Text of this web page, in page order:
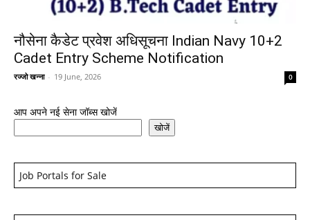
नौसेना कैडेट प्रवेश अधिसूचना Indian Navy 10+2
Cadet Entry Scheme Notification
रज्जो खन्ना - 19 June, 2026 0
आप अपने नई सेना जॉब्स खोजें
खोजें
Job Portals for Sale